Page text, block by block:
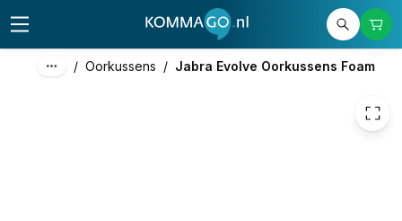
/ Oorkussens / Jabra Evolve Oorkussens Foam
excl. btw